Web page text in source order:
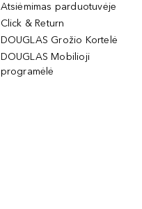
Atsiėmimas parduotuvėje
Click & Return
DOUGLAS Grožio Kortelė
DOUGLAS Mobilioji
programėlė